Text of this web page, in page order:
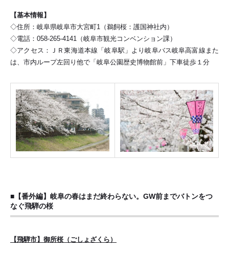
【基本情報】
◇住所：岐阜県岐阜市大宮町1（鵜飼桜：護国神社内）
◇電話：058-265-4141（岐阜市観光コンベンション課）
◇アクセス：ＪＲ東海道本線「岐阜駅」より岐阜バス岐阜高富線また
は、市内ループ左回り他で「岐阜公園歴史博物館前」下車徒歩１分
■【番外編】岐阜の春はまだ終わらない。GW前までバトンをつ
なぐ飛騨の桜
【飛騨市】御所桜（ごしょざくら）